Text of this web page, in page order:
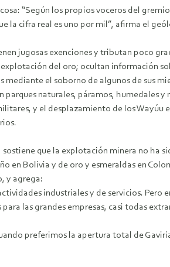
“Según los propios voceros del
la cifra real es uno por mil”, afirma el
jugosas exenciones y tributan poco
del oro; ocultan información
el soborno de algunos de sus
naturales, páramos, humedales y
y el desplazamiento de los Wayúu
que la explotación minera no ha
en Bolivia y de oro y esmeraldas en
y agrega:
industriales y de servicios.
las grandes empresas, casi todas
preferimos la apertura total de